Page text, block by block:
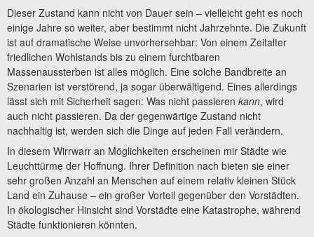
Dieser Zustand kann nicht von Dauer sein – vielleicht geht es noch
einige Jahre so weiter, aber bestimmt nicht Jahrzehnte. Die Zukunft
ist auf dramatische Weise unvorhersehbar: Von einem Zeitalter
friedlichen Wohlstands bis zu einem furchtbaren
Massenaussterben ist alles möglich. Eine solche Bandbreite an
Szenarien ist verstörend, ja sogar überwältigend. Eines allerdings
lässt sich mit Sicherheit sagen: Was nicht passieren kann, wird
auch nicht passieren. Da der gegenwärtige Zustand nicht
nachhaltig ist, werden sich die Dinge auf jeden Fall verändern.
In diesem Wirrwarr an Möglichkeiten erscheinen mir Städte wie
Leuchttürme der Hoffnung. Ihrer Definition nach bieten sie einer
sehr großen Anzahl an Menschen auf einem relativ kleinen Stück
Land ein Zuhause – ein großer Vorteil gegenüber den Vorstädten.
In ökologischer Hinsicht sind Vorstädte eine Katastrophe, während
Städte funktionieren könnten.